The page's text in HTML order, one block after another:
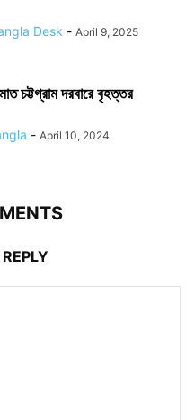
Desk - April 9, 2025
চট্টগ্রাম দরবারে বৃহত্তর
- April 10, 2024